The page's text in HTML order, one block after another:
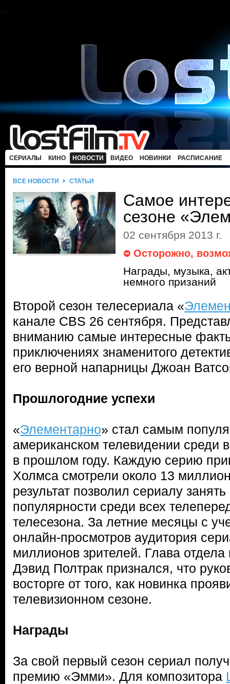
СЕРИАЛЫ КИНО НОВОСТИ ВИДЕО НОВИНКИ РАСПИСАНИЕ
ВСЕ НОВОСТИ СТАТЬИ
Самое
сезоне
02 сентября 2013 г.
Осторожно,
Награды, музыка,
немного призаний
Второй сезон телесериала «
канале CBS 26 сентября.
вниманию самые интересные
приключениях знаменитого
его верной напарницы Джоан
Прошлогодние успехи
«Элементарно» стал самым
американском телевидении среди
в прошлом году. Каждую серию
Холмса смотрели около 13
результат позволил сериалу
популярности среди всех
телесезона. За летние месяцы с
онлайн-просмотров аудитория
миллионов зрителей. Глава
Дэвид Полтрак признался, что
восторге от того, как новинка
телевизионном сезоне.
Награды
За свой первый сезон сериал
премию «Эмми». Для композитора